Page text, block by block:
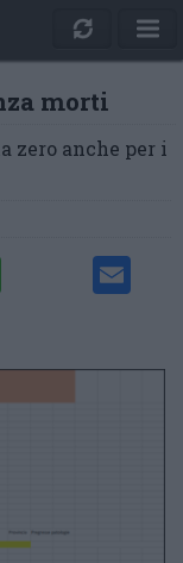
morti
zero anche per i